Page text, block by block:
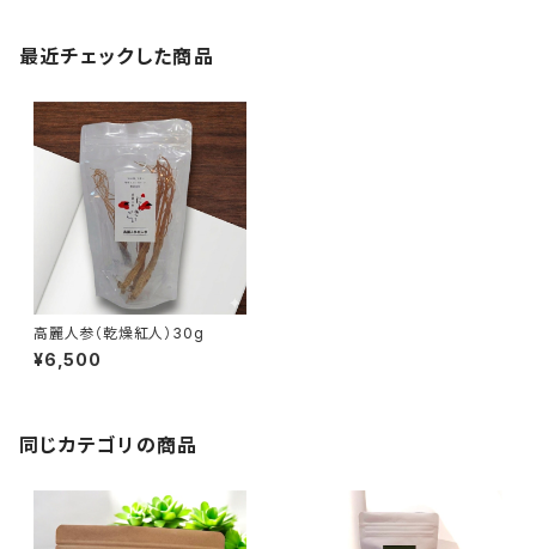
最近チェックした商品
高麗人参（乾燥紅人）30g
¥6,500
同じカテゴリの商品